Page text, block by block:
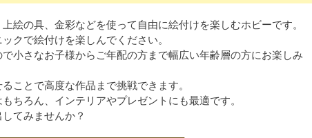
絵の具、金彩などを使って自由に絵付けを楽しむホビーです。
クで絵付けを楽しんでください。
小さなお子様からご年配の方まで幅広い年齢層の方にお楽しみ
ことで高度な作品まで挑戦できます。
ちろん、インテリアやプレゼントにも最適です。
てみませんか？